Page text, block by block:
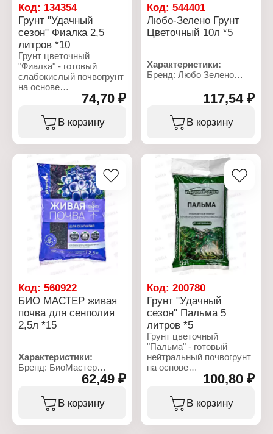
Код: 134354
Грунт "Удачный
сезон" Фиалка 2,5
литров *10
Грунт цветочный
"Фиалка" - готовый
слабокислый почвогрунт
на основе
высокогумусного
лугового чернозема.
Содержит
сбалансированный
гуминовые вещества,
структурирующие и
влагоудерживающие
добавки для улучшения
водно-воздушного
баланса почвы.
Обеспечивает обильное
и длительное цветение
растений.
Производитель:
Агросинтез
Бренд: Удачный сезон
Тип товара: Грунт
Название: "Фиалка"
74,70 ₽
В корзину
Код:544401
Любо-Зелено Грунт
Цветочный 10л *5
Характеристики:
Бренд: Любо Зелено
Назначение: Цветочный
117,54 ₽
В корзину
Код: 560922
БИО МАСТЕР живая
почва для сенполия
2,5л *15
Характеристики:
Бренд: БиоМастер
Серия: "Живая почва"
Назначение: для
сенполий
62,49 ₽
В корзину
Код:200780
Грунт "Удачный
сезон" Пальма 5
литров *5
Грунт цветочный
"Пальма" - готовый
нейтральный почвогрунт
на основе
высокогумусного
лугового чернозема.
Содержит
сбалансированный
100,80 ₽
В корзину